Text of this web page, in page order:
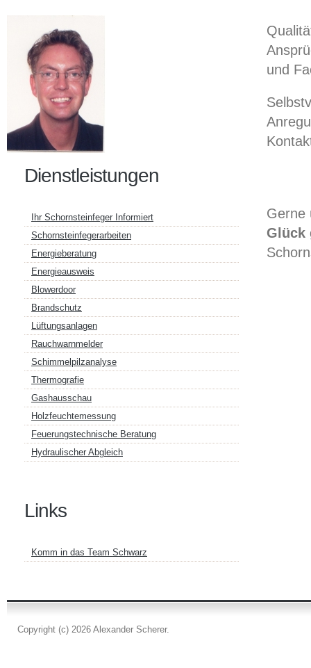
und
Gerne
Glück
Dienstleistungen
Ihr Schornsteinfeger Informiert
Schornsteinfegerarbeiten
Energieberatung
Energieausweis
Blowerdoor
Brandschutz
Lüftungsanlagen
Rauchwarnmelder
Schimmelpilzanalyse
Thermografie
Gashausschau
Holzfeuchtemessung
Feuerungstechnische Beratung
Hydraulischer Abgleich
Links
Komm in das Team Schwarz
Copyright (c) 2026 Alexander Scherer.